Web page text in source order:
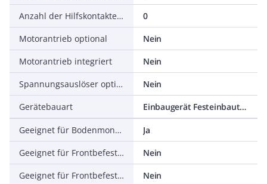
Anzahl der Hilfskontakte als Wechsler
0
Motorantrieb optional
Nein
Motorantrieb integriert
Nein
Spannungsauslöser optional
Nein
Gerätebauart
Einbaugerät Festeinbautechnik
Geeignet für Bodenmontage
Ja
Geeignet für Frontbefestigung 4-Loch
Nein
Geeignet für Frontbefestigung Zentral
Nein